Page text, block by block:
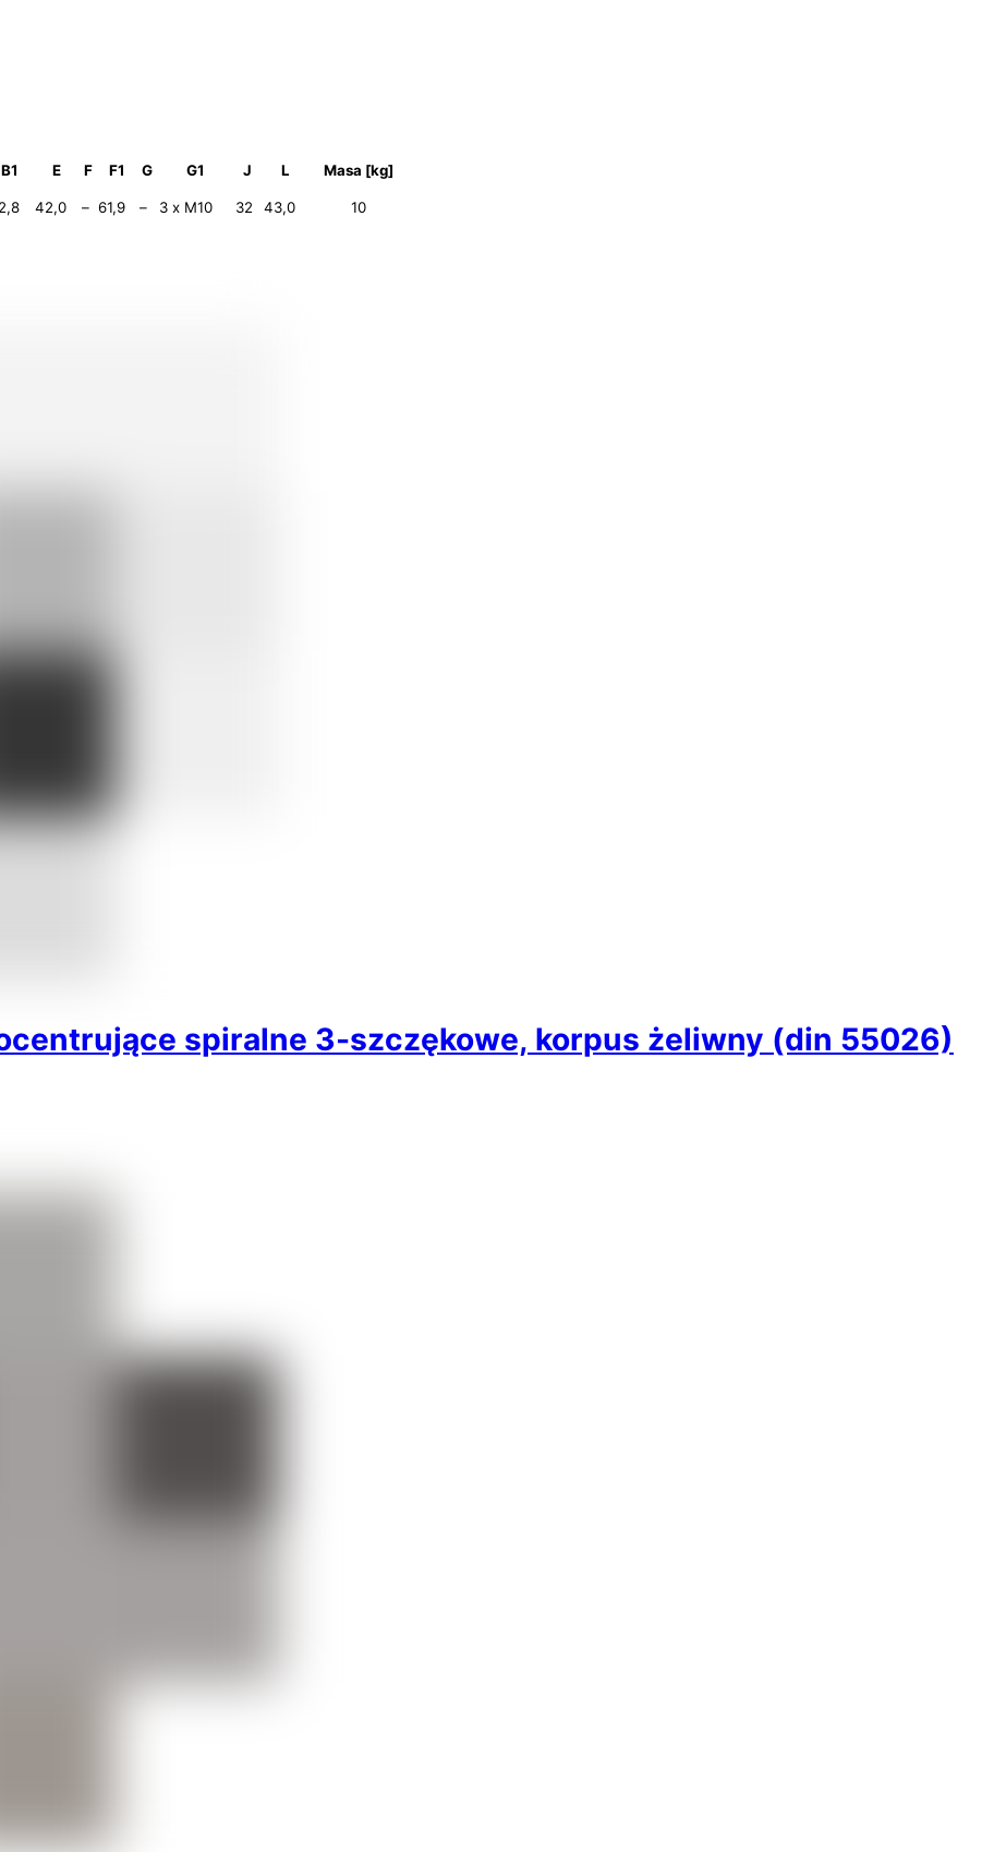
B1 E F F1 G G1 J L Masa [kg]
42,0 – 61,9 – 3 x M10 32 43,0 10
spiralne 3-szczękowe, korpus żeliwny (din 55026)